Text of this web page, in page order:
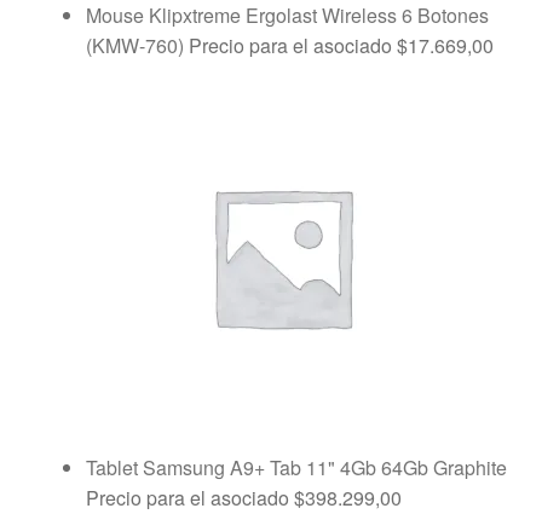
Mouse Klipxtreme Ergolast Wireless 6 Botones
(KMW-760) Precio para el asociado $17.669,00
Tablet Samsung A9+ Tab 11" 4Gb 64Gb Graphite
Precio para el asociado $398.299,00